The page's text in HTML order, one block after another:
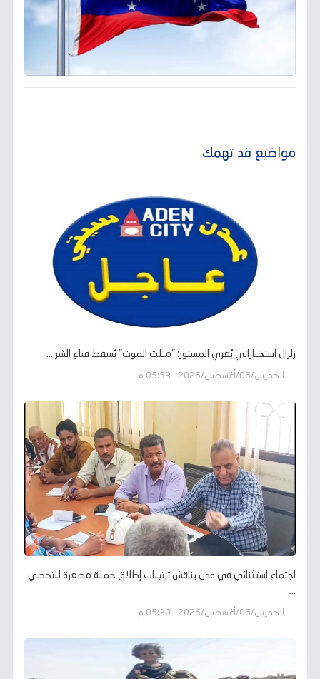
مواضيع قد تهمك
زلزال استخباراتي يُعري المستور: "مثلث الموت" يُسقط قناع الشر ...
الخميس/06/أغسطس/2026 - 05:53 م
اجتماع استثنائي في عدن يناقش ترتيبات إطلاق حملة مصغرة للتحصي
...
الخميس/06/أغسطس/2026 - 05:30 م